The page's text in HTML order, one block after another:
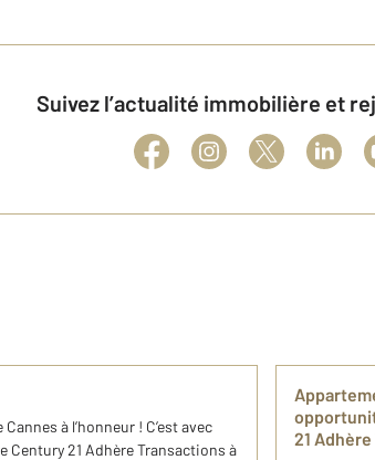
Suivez l’actualité immobilière et
à l’honneur ! C’est avec
Century 21 Adhère Transactions à
21